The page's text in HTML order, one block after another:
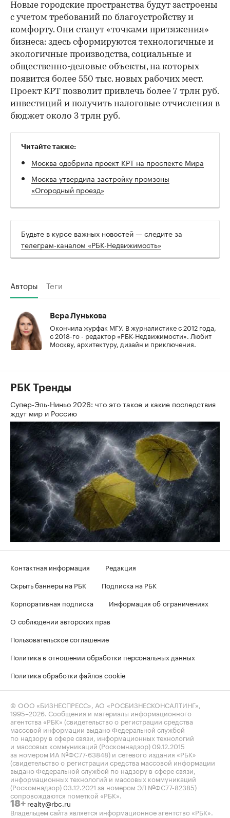
Новые городские пространства будут застроены
с учетом требований по благоустройству и
комфорту. Они станут «точками притяжения»
бизнеса: здесь сформируются технологичные и
экологичные производства, социальные и
общественно-деловые объекты, на которых
появится более 550 тыс. новых рабочих мест.
Проект КРТ позволит привлечь более 7 трлн руб.
инвестиций и получить налоговые отчисления в
бюджет около 3 трлн руб.
Читайте также:
Москва одобрила проект КРТ на проспекте Мира
Москва утвердила застройку промзоны
«Огородный проезд»
Будьте в курсе важных новостей — следите за
телеграм-каналом «РБК-Недвижимость»
Авторы Теги
Вера Лунькова
Окончила журфак МГУ. В журналистике с 2012 года,
с 2018-го - редактор «РБК-Недвижимости». Любит
Москву, архитектуру, дизайн и приключения.
РБК Тренды
Супер-Эль-Ниньо 2026: что это такое и какие последствия
ждут мир и Россию
Контактная информация
Редакция
Скрыть баннеры на РБК
Подписка на РБК
Корпоративная подписка
Информация об ограничениях
О соблюдении авторских прав
Пользовательское соглашение
Политика в отношении обработки персональных данных
Политика обработки файлов cookie
© ООО «БИЗНЕСПРЕСС», АО «РОСБИЗНЕСКОНСАЛТИНГ»,
1995–2026 . Сообщения и материалы информационного
агентства «РБК» (свидетельство о регистрации средства
массовой информации выдано Федеральной службой
по надзору в сфере связи, информационных технологий
и массовых коммуникаций (Роскомнадзор) 09.12.2015
за номером ИА №ФС77-63848) и сетевого издания «РБК»
(свидетельство о регистрации средства массовой информации
выдано Федеральной службой по надзору в сфере связи,
информационных технологий и массовых коммуникаций
(Роскомнадзор) 03.12.2021 за номером ЭЛ №ФС77-82385)
сопровождаются пометкой «РБК».
18+ realty@rbc.ru
Владельцем сайта является информационное агентство «РБК».